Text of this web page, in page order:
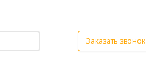
Заказать звонок